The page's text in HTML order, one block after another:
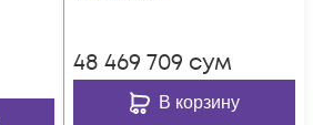
48 469 709 сум
В корзину